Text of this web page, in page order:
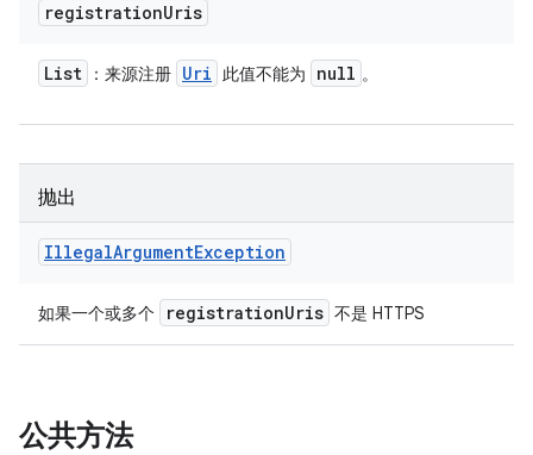
registrationUris
List ：来源注册 Uri 此值不能为 null 。
抛出
IllegalArgumentException
如果一个或多个 registrationUris 不是 HTTPS
公共方法